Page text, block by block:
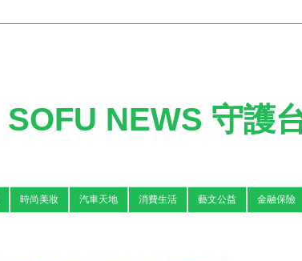
SOFU NEWS 守護
時尚美妝 汽車天地 消費生活 藝文公益 金融保險